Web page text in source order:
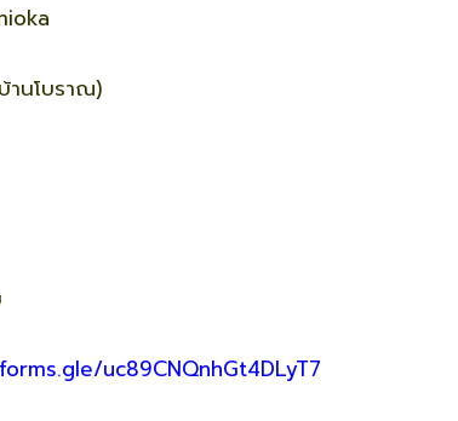
นโบราณ)
uc89CNQnhGt4DLyT7